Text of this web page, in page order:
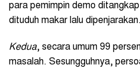
para pemimpin demo
dituduh makar lalu dipenjarakan.
Kedua, secara umum 99
masalah. Sesungguhnya,